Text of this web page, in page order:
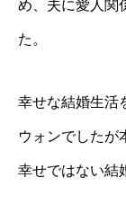
め、夫に愛人関
た。
幸せな結婚生活
ウォンでしたが
幸せではない結